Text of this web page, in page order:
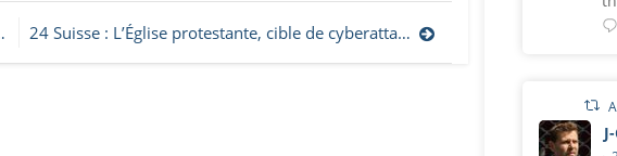
24 Suisse : L’Église protestante, cible de cyberattaques de l’Azerbaïdjan?